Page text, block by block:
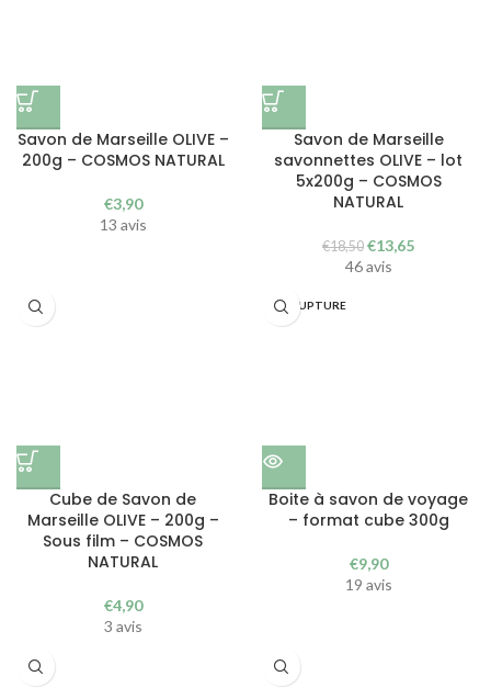
Savon de Marseille OLIVE –
200g – COSMOS NATURAL
€3,90
13 avis
Savon de Marseille
savonnettes OLIVE – lot
5x200g – COSMOS
NATURAL
€18,50 Le
prix
€13,65Le
46 avis
Cube de Savon de
Marseille OLIVE – 200g –
Sous film – COSMOS
NATURAL
€4,90
3 avis
EN RUPTURE
Boite à savon de voyage
– format cube 300g
€9,90
19 avis